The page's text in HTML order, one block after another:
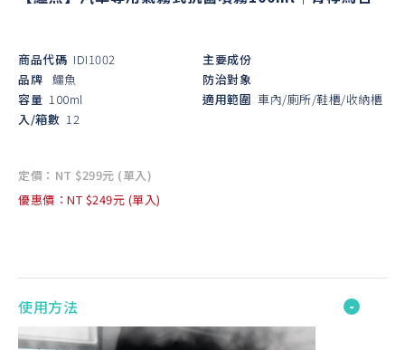
商品代碼 IDI1002
品牌 鱷魚
容量 100ml
入/箱數 12
主要成份
防治對象
適用範圍 車內/廁所/鞋櫃/收納櫃
定價：NT $299元 (單入)
優惠價：NT $249元 (單入)
使用方法